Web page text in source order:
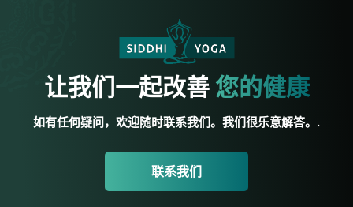
让我们一起改善 您的健康
如有任何疑问，欢迎随时联系我们。我们很乐意解答。.
联系我们